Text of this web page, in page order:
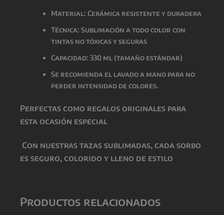
Material: Cerámica resistente y duradera
Técnica: Sublimación a todo color con
tintas no tóxicas y seguras
Capacidad: 330 ml (tamaño estándar)
Se recomienda el lavado a mano para no
perder intensidad de colores.
Perfectas como regalos originales para
esta ocasión especial
Con nuestras tazas sublimadas, cada sorbo
es seguro, colorido y lleno de estilo
Productos relacionados